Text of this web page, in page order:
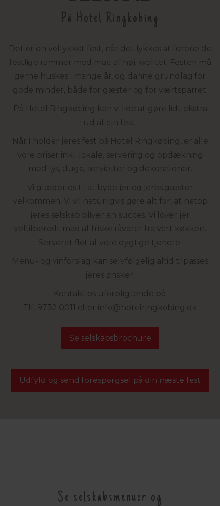
På Hotel Ringkøbing
Det er en vellykket fest, når det lykkes at forene de
festlige rammer med mad af høj kvalitet. Festen må
gerne huskes i mange år, og danne grundlag for
gode minder, både for gæster og for værtsparret.
På Hotel Ringkøbing kan vi lide at gøre lidt ekstra
ud af din fest.
Når I holder jeres fest på Hotel Ringkøbing, er alle
vore priser inkl. lokale, servering og opdækning
med lys, duge, servietter og dekorationer.
Vi glæder os til at byde jer og jeres gæster
velkommen. Vi vil naturligvis gøre alt for, at netop
jeres selskab bliver en succes. Vi lover jer
veltilberedt mad af friske råvarer fra vort køkken.
Serveret flot af vore dygtige tjenere.
Menu- og vinforslag kan selvfølgelig altid tilpasses
jeres ønsker.
Kontakt os uforpligtende på:
Tlf. 9732 0011 eller info@hotelringkobing.dk
Se selskabsbrochure
Udfyld og send forespørgsel på din næste fest
Se selskabsmenuer og